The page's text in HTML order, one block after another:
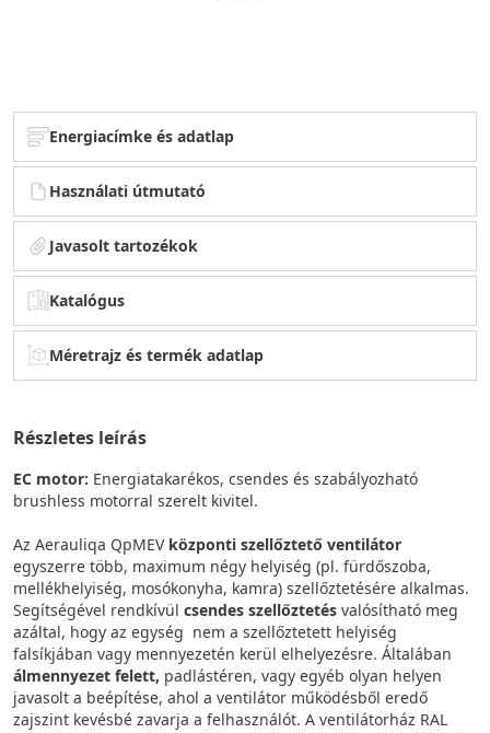
Energiacímke és adatlap
Használati útmutató
Javasolt tartozékok
Katalógus
Méretrajz és termék adatlap
Részletes leírás
EC motor: Energiatakarékos, csendes és szabályozható
brushless motorral szerelt kivitel.
Az Aerauliqa QpMEV központi szellőztető ventilátor
egyszerre több, maximum négy helyiség (pl. fürdőszoba,
mellékhelyiség, mosókonyha, kamra) szellőztetésére alkalmas.
Segítségével rendkívül csendes szellőztetés valósítható meg
azáltal, hogy az egység nem a szellőztetett helyiség
falsíkjában vagy mennyezetén kerül elhelyezésre. Általában
álmennyezet felett, padlástéren, vagy egyéb olyan helyen
javasolt a beépítése, ahol a ventilátor működésből eredő
zajszint kevésbé zavarja a felhasználót. A ventilátorház RAL